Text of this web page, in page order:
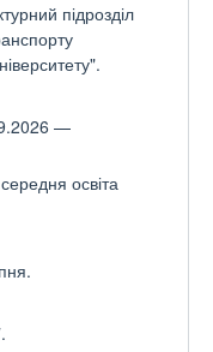
підрозділ
—
освіта